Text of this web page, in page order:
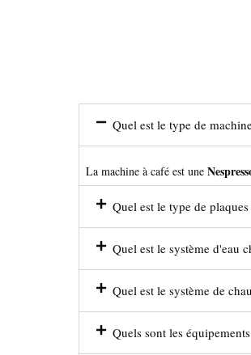
Quel est le type de
La machine à café est une
Quel est le type de
Quel est le système d'eau
Quel est le système de
Quels sont les